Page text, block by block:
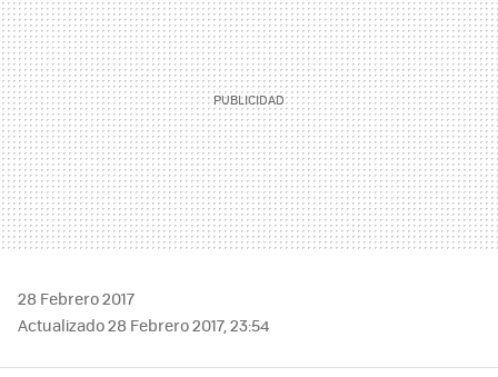
28 Febrero 2017
Actualizado 28 Febrero 2017, 23:54